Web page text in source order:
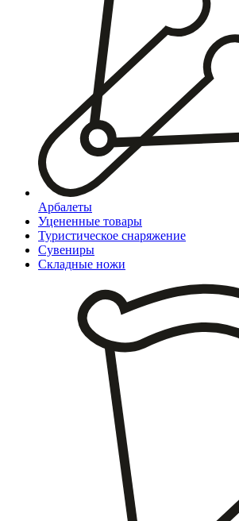
Арбалеты
Уцененные товары
Туристическое снаряжение
Сувениры
Складные ножи